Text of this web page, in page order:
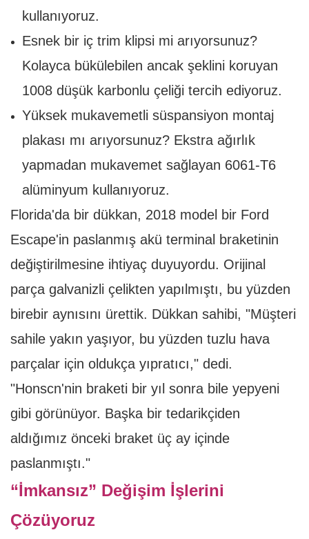
kullanıyoruz.
Esnek bir iç trim klipsi mi arıyorsunuz?
Kolayca bükülebilen ancak şeklini koruyan
1008 düşük karbonlu çeliği tercih ediyoruz.
Yüksek mukavemetli süspansiyon montaj
plakası mı arıyorsunuz? Ekstra ağırlık
yapmadan mukavemet sağlayan 6061-T6
alüminyum kullanıyoruz.
Florida'da bir dükkan, 2018 model bir Ford
Escape'in paslanmış akü terminal braketinin
değiştirilmesine ihtiyaç duyuyordu. Orijinal
parça galvanizli çelikten yapılmıştı, bu yüzden
birebir aynısını ürettik. Dükkan sahibi, "Müşteri
sahile yakın yaşıyor, bu yüzden tuzlu hava
parçalar için oldukça yıpratıcı," dedi.
"Honscn'nin braketi bir yıl sonra bile yepyeni
gibi görünüyor. Başka bir tedarikçiden
aldığımız önceki braket üç ay içinde
paslanmıştı."
“İmkansız” Değişim İşlerini
Çözüyoruz